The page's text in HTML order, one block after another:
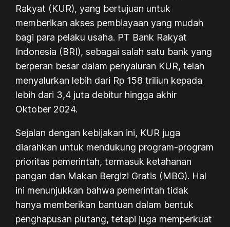
Rakyat (KUR), yang bertujuan untuk
memberikan akses pembiayaan yang mudah
bagi para pelaku usaha. PT Bank Rakyat
Indonesia (BRI), sebagai salah satu bank yang
berperan besar dalam penyaluran KUR, telah
menyalurkan lebih dari Rp 158 triliun kepada
lebih dari 3,4 juta debitur hingga akhir
Oktober 2024.
Sejalan dengan kebijakan ini, KUR juga
diarahkan untuk mendukung program-program
prioritas pemerintah, termasuk ketahanan
pangan dan Makan Bergizi Gratis (MBG). Hal
ini menunjukkan bahwa pemerintah tidak
hanya memberikan bantuan dalam bentuk
penghapusan piutang, tetapi juga memperkuat